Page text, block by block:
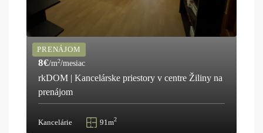
PRENÁJOM
8€/m2/mesiac
rkDOM | Kancelárske priestory v centre Žiliny na
prenájom
Kancelárie 91m2